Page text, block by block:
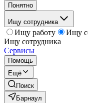
Понятно
Ищу сотрудника
Ищу работу
Ищу
Ищу сотрудника
Сервисы
Помощь
Ещё
Поиск
Барнаул